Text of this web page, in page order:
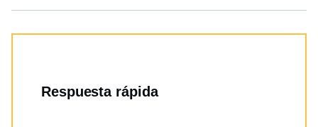
Respuesta rápida